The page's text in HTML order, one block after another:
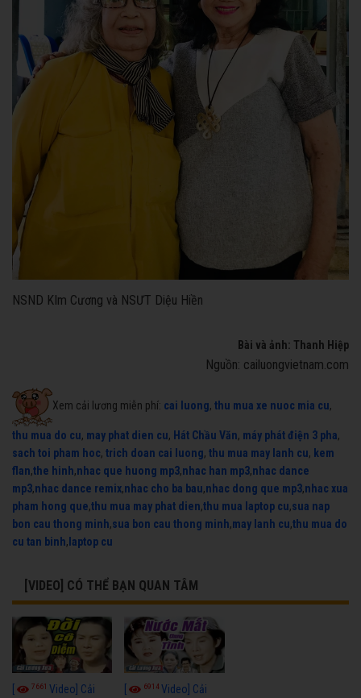
NSND KIm Cương và NSƯT Diệu Hiền
Bài và ảnh: Thanh Hiệp
Nguồn: cailuongvietnam.com
Xem cải lương miễn phí: cai luong, thu mua xe nuoc mia cu,
thu mua do cu, may phat dien cu, Hát Chầu Văn, máy phát điện 3 pha,
sach toi pham hoc, trich doan cai luong, thu mua may lanh cu, kem
flan,the hinh,nhac que huong mp3,nhac han mp3,nhac dance
mp3,nhac dance remix,nhac cho ba bau,nhac dong que mp3,nhac xua
pham hong que,thu mua may phat dien,thu mua laptop cu,sua nap
bon cau thong minh,sua bon cau thong minh,may lanh cu,thu mua do
cu tan binh, laptop cu
[VIDEO] CÓ THỂ BẠN QUAN TÂM
7661 Video] Cải
6914Video] Cải